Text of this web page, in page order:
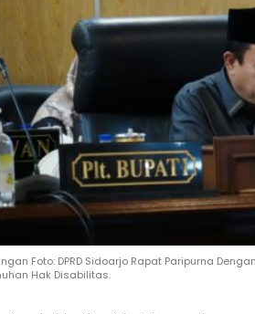
Foto: DPRD Sidoarjo Rapat Paripurna
Hak Disabilitas.